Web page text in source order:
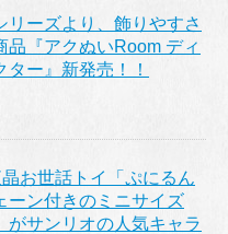
リーズより、飾りやすさ
品『アクぬいRoom ディ
ター』新発売！！
晶お世話トイ「ぷにるん
ーン付きのミニサイズ
がサンリオの人気キャラ